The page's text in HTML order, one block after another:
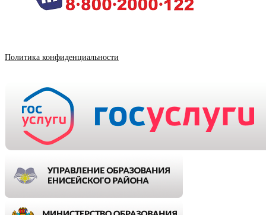
Политика конфиденциальности